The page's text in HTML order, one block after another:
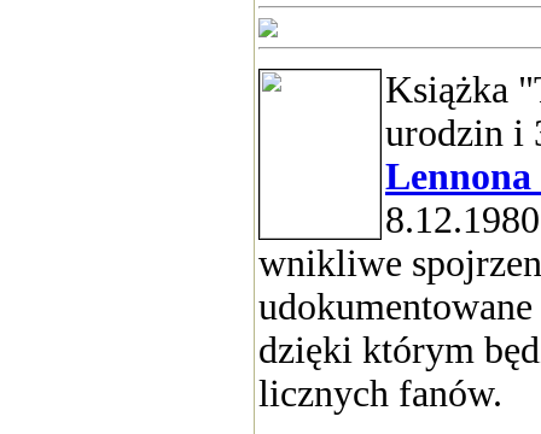
Książka
urodzin i
Lennona
wnikliwe
dzięki którym
licznych fanów.